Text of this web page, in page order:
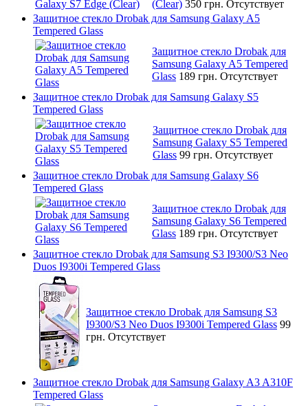
(Clear) 350 грн. Отсутствует
Защитное стекло Drobak для Samsung Galaxy A5
Tempered Glass
Защитное стекло Drobak для
Samsung Galaxy A5 Tempered
Glass 189 грн. Отсутствует
Защитное стекло Drobak для Samsung Galaxy S5
Tempered Glass
Защитное стекло Drobak для
Samsung Galaxy S5 Tempered
Glass 99 грн. Отсутствует
Защитное стекло Drobak для Samsung Galaxy S6
Tempered Glass
Защитное стекло Drobak для
Samsung Galaxy S6 Tempered
Glass 189 грн. Отсутствует
Защитное стекло Drobak для Samsung S3 I9300/S3 Neo
Duos I9300i Tempered Glass
Защитное стекло Drobak для Samsung S3
I9300/S3 Neo Duos I9300i Tempered Glass 99
грн. Отсутствует
Защитное стекло Drobak для Samsung Galaxy A3 A310F
Tempered Glass